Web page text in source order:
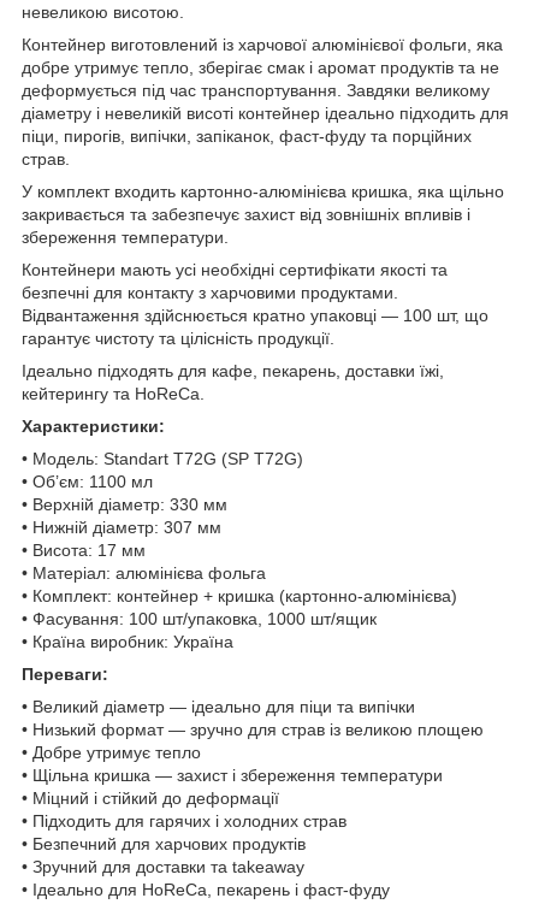
невеликою висотою.
Контейнер виготовлений із харчової алюмінієвої фольги, яка
добре утримує тепло, зберігає смак і аромат продуктів та не
деформується під час транспортування. Завдяки великому
діаметру і невеликій висоті контейнер ідеально підходить для
піци, пирогів, випічки, запіканок, фаст-фуду та порційних
страв.
У комплект входить картонно-алюмінієва кришка, яка щільно
закривається та забезпечує захист від зовнішніх впливів і
збереження температури.
Контейнери мають усі необхідні сертифікати якості та
безпечні для контакту з харчовими продуктами.
Відвантаження здійснюється кратно упаковці — 100 шт, що
гарантує чистоту та цілісність продукції.
Ідеально підходять для кафе, пекарень, доставки їжі,
кейтерингу та HoReCa.
Характеристики:
• Модель: Standart T72G (SP T72G)
• Об’єм: 1100 мл
• Верхній діаметр: 330 мм
• Нижній діаметр: 307 мм
• Висота: 17 мм
• Матеріал: алюмінієва фольга
• Комплект: контейнер + кришка (картонно-алюмінієва)
• Фасування: 100 шт/упаковка, 1000 шт/ящик
• Країна виробник: Україна
Переваги:
• Великий діаметр — ідеально для піци та випічки
• Низький формат — зручно для страв із великою площею
• Добре утримує тепло
• Щільна кришка — захист і збереження температури
• Міцний і стійкий до деформації
• Підходить для гарячих і холодних страв
• Безпечний для харчових продуктів
• Зручний для доставки та takeaway
• Ідеально для HoReCa, пекарень і фаст-фуду